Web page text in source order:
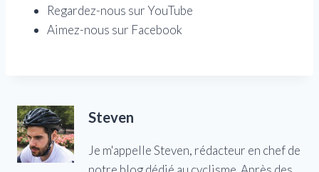
Regardez-nous sur YouTube
Aimez-nous sur Facebook
Steven
Je m'appelle Steven, rédacteur en chef de